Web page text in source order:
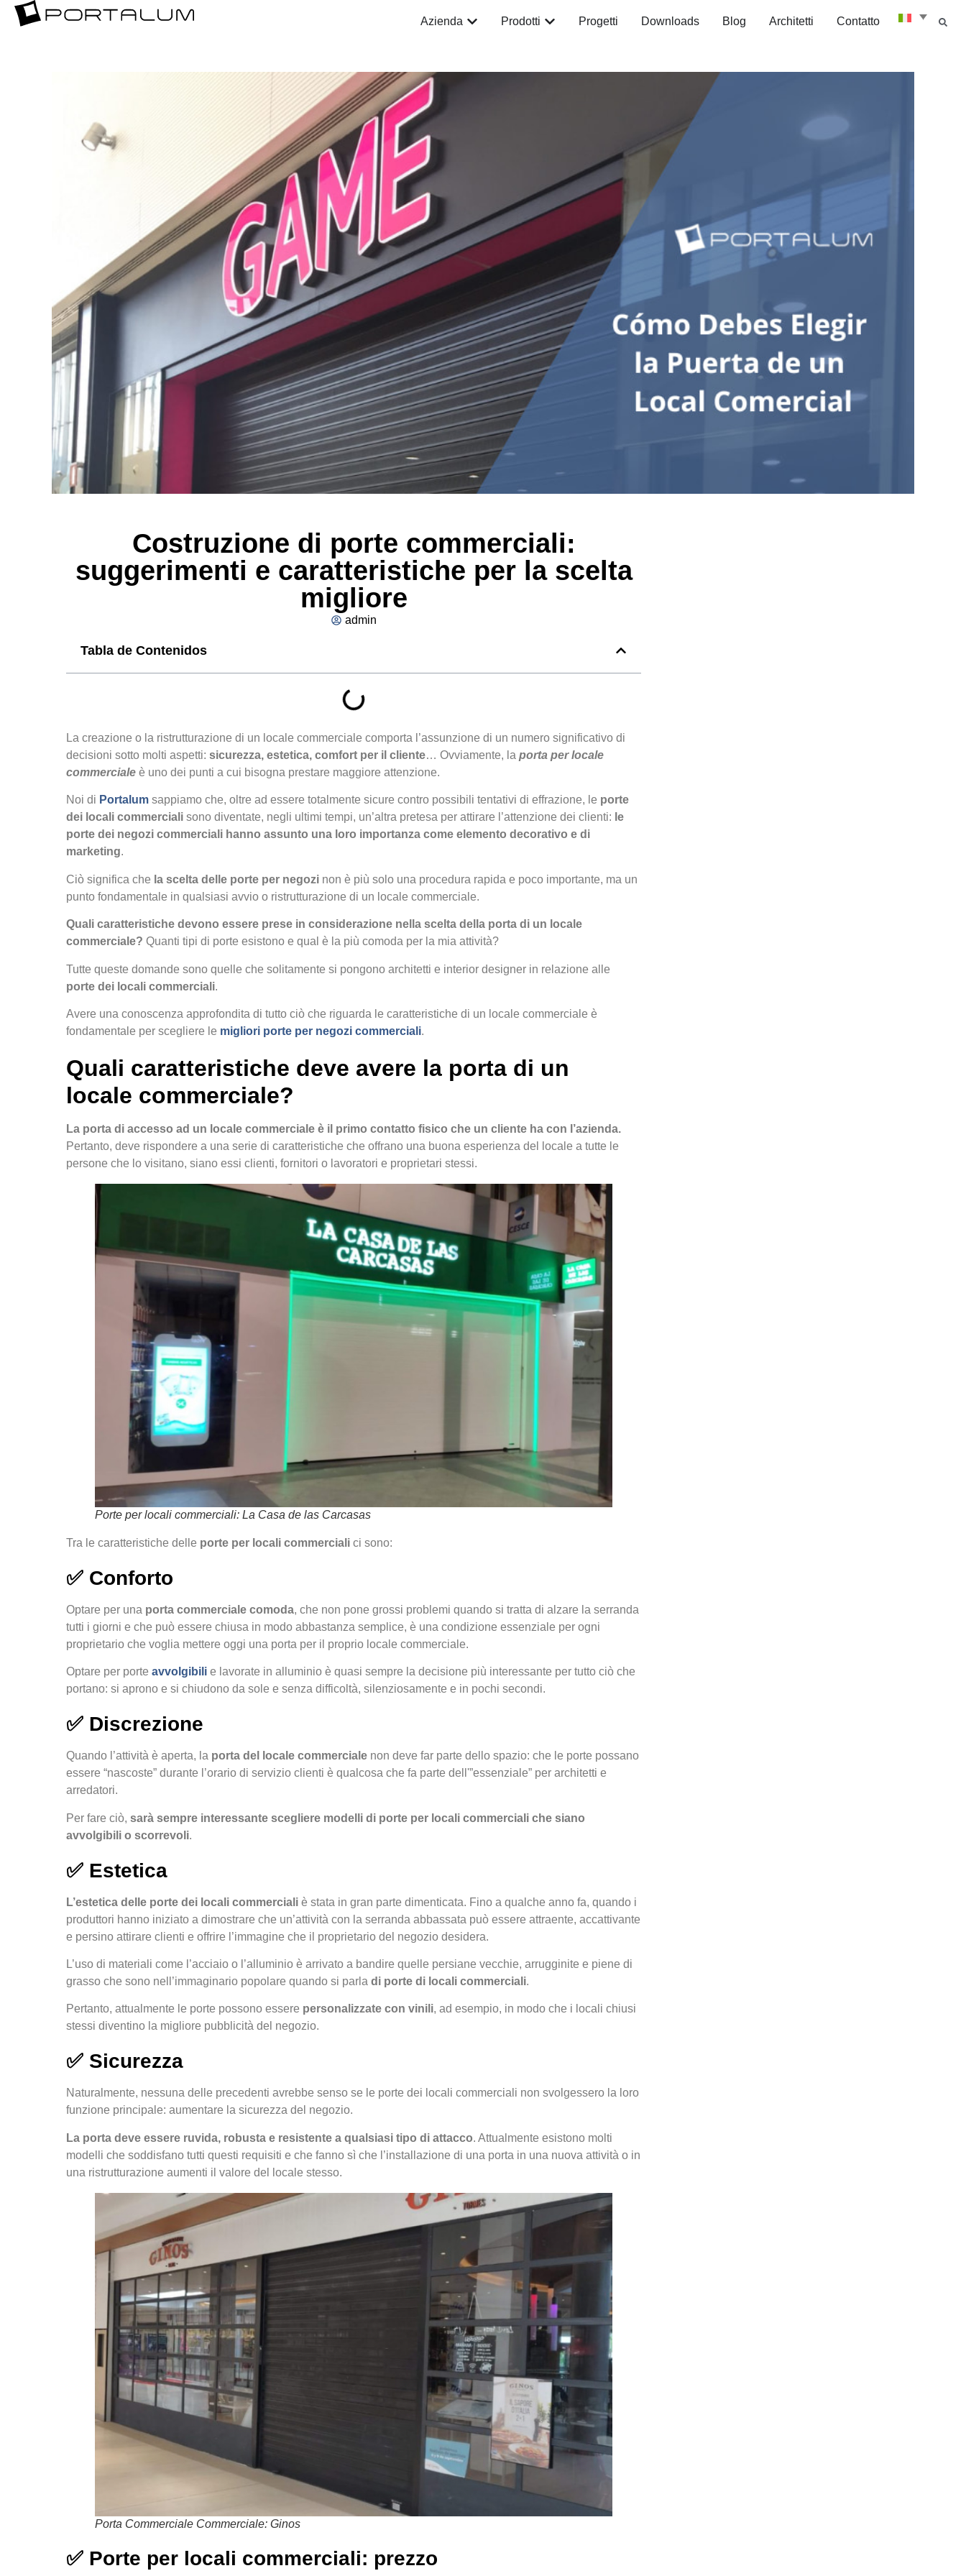
Azienda Prodotti Progetti Downloads Blog Architetti Contatto
Costruzione di porte commerciali:
suggerimenti e caratteristiche per la scelta
migliore
admin
Tabla de Contenidos
La creazione o la ristrutturazione di un locale commerciale comporta l’assunzione di un numero significativo di
decisioni sotto molti aspetti: sicurezza, estetica, comfort per il cliente… Ovviamente, la porta per locale
commerciale è uno dei punti a cui bisogna prestare maggiore attenzione.
Noi di Portalum sappiamo che, oltre ad essere totalmente sicure contro possibili tentativi di effrazione, le porte
dei locali commerciali sono diventate, negli ultimi tempi, un’altra pretesa per attirare l’attenzione dei clienti: le
porte dei negozi commerciali hanno assunto una loro importanza come elemento decorativo e di
marketing.
Ciò significa che la scelta delle porte per negozi non è più solo una procedura rapida e poco importante, ma un
punto fondamentale in qualsiasi avvio o ristrutturazione di un locale commerciale.
Quali caratteristiche devono essere prese in considerazione nella scelta della porta di un locale
commerciale? Quanti tipi di porte esistono e qual è la più comoda per la mia attività?
Tutte queste domande sono quelle che solitamente si pongono architetti e interior designer in relazione alle
porte dei locali commerciali.
Avere una conoscenza approfondita di tutto ciò che riguarda le caratteristiche di un locale commerciale è
fondamentale per scegliere le migliori porte per negozi commerciali.
Quali caratteristiche deve avere la porta di un
locale commerciale?
La porta di accesso ad un locale commerciale è il primo contatto fisico che un cliente ha con l’azienda.
Pertanto, deve rispondere a una serie di caratteristiche che offrano una buona esperienza del locale a tutte le
persone che lo visitano, siano essi clienti, fornitori o lavoratori e proprietari stessi.
Porte per locali commerciali: La Casa de las Carcasas
Tra le caratteristiche delle porte per locali commerciali ci sono:
✅ Conforto
Optare per una porta commerciale comoda, che non pone grossi problemi quando si tratta di alzare la serranda
tutti i giorni e che può essere chiusa in modo abbastanza semplice, è una condizione essenziale per ogni
proprietario che voglia mettere oggi una porta per il proprio locale commerciale.
Optare per porte avvolgibili e lavorate in alluminio è quasi sempre la decisione più interessante per tutto ciò che
portano: si aprono e si chiudono da sole e senza difficoltà, silenziosamente e in pochi secondi.
✅ Discrezione
Quando l’attività è aperta, la porta del locale commerciale non deve far parte dello spazio: che le porte possano
essere “nascoste” durante l’orario di servizio clienti è qualcosa che fa parte dell'”essenziale” per architetti e
arredatori.
Per fare ciò, sarà sempre interessante scegliere modelli di porte per locali commerciali che siano
avvolgibili o scorrevoli.
✅ Estetica
L’estetica delle porte dei locali commerciali è stata in gran parte dimenticata. Fino a qualche anno fa, quando i
produttori hanno iniziato a dimostrare che un’attività con la serranda abbassata può essere attraente, accattivante
e persino attirare clienti e offrire l’immagine che il proprietario del negozio desidera.
L’uso di materiali come l’acciaio o l’alluminio è arrivato a bandire quelle persiane vecchie, arrugginite e piene di
grasso che sono nell’immaginario popolare quando si parla di porte di locali commerciali.
Pertanto, attualmente le porte possono essere personalizzate con vinili, ad esempio, in modo che i locali chiusi
stessi diventino la migliore pubblicità del negozio.
✅ Sicurezza
Naturalmente, nessuna delle precedenti avrebbe senso se le porte dei locali commerciali non svolgessero la loro
funzione principale: aumentare la sicurezza del negozio.
La porta deve essere ruvida, robusta e resistente a qualsiasi tipo di attacco. Attualmente esistono molti
modelli che soddisfano tutti questi requisiti e che fanno sì che l’installazione di una porta in una nuova attività o in
una ristrutturazione aumenti il valore del locale stesso.
Porta Commerciale Commerciale: Ginos
✅ Porte per locali commerciali: prezzo